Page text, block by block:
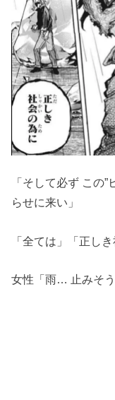
「そして必ず この
らせに来い」
「全ては」「正し
女性「雨… 止みそう